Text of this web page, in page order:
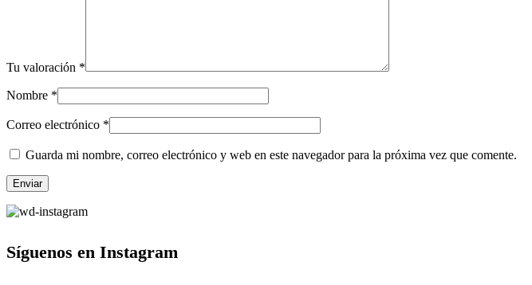
Tu valoración *
Nombre *
Correo electrónico *
Guarda mi nombre, correo electrónico y web en este navegador para la próxima vez que comente.
Síguenos en Instagram